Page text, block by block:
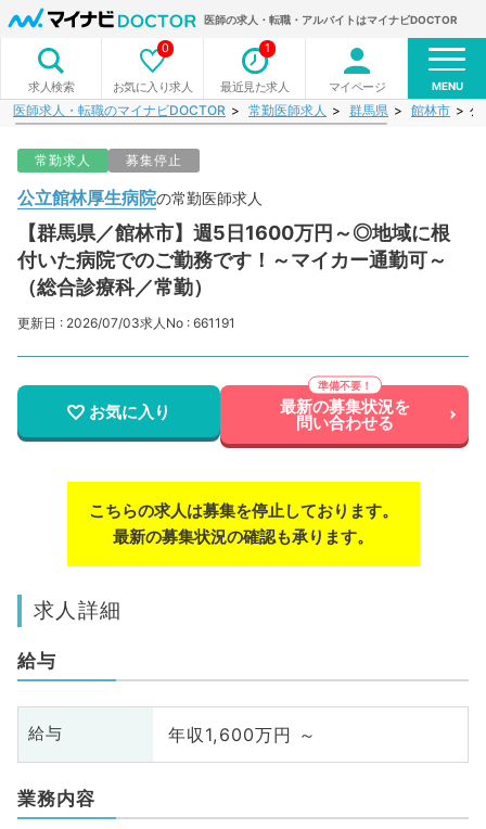
医師の求人・転職・アルバイトはマイナビDOCTOR
求人検索 お気に入り求人
0
最近見た求人
1
マイページ MENU
医師求人・転職のマイナビDOCTOR 常勤医師求人 群馬県 館林市 公
常勤求人 募集停止
公立館林厚生病院の常勤医師求人
【群馬県／館林市】週5日1600万円～◎地域に根
付いた病院でのご勤務です！～マイカー通勤可～
（総合診療科／常勤）
更新日 : 2026/07/03求人No : 661191
お気に入り 最新の募集状況を
問い合わせる
こちらの求人は募集を停止しております。
最新の募集状況の確認も承ります。
求人詳細
給与
給与 年収1,600万円 ～
業務内容